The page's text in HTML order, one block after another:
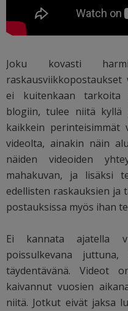
Joku kovasti
ei kuitenkaan tarkoita
blogiin, tulee niitä kyllä
kaikkein perinteisimmät
videolta, ainakin näin
näiden videoiden
mahakuvan, ja lisäksi
edellisten raskauksien ja
postauksissa myös ihan
Ei kannata ajatella
poissulkevana
täydentävänä.
kaivannut vuosien
niitä. Jotkut eivät jaksa